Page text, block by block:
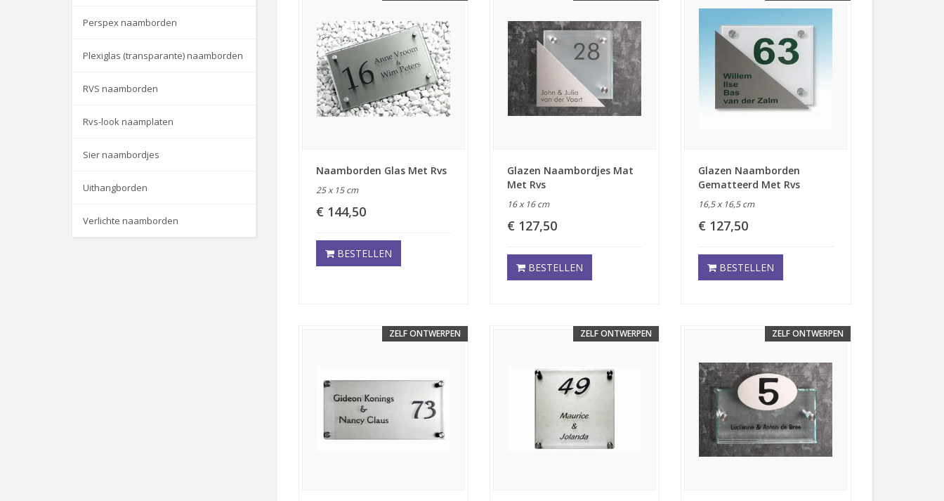
Perspex naamborden
Plexiglas (transparante) naamborden
RVS naamborden
Rvs-look naamplaten
Sier naambordjes
Uithangborden
Verlichte naamborden
Naamborden Glas Met Rvs
25 x 15 cm
€ 144,50
BESTELLEN
Glazen Naambordjes Mat
Met Rvs
16 x 16 cm
€ 127,50
BESTELLEN
Glazen Naamborden
Gematteerd Met Rvs
16,5 x 16,5 cm
€ 127,50
BESTELLEN
ZELF ONTWERPEN ZELF ONTWERPEN ZELF ONTWERPEN